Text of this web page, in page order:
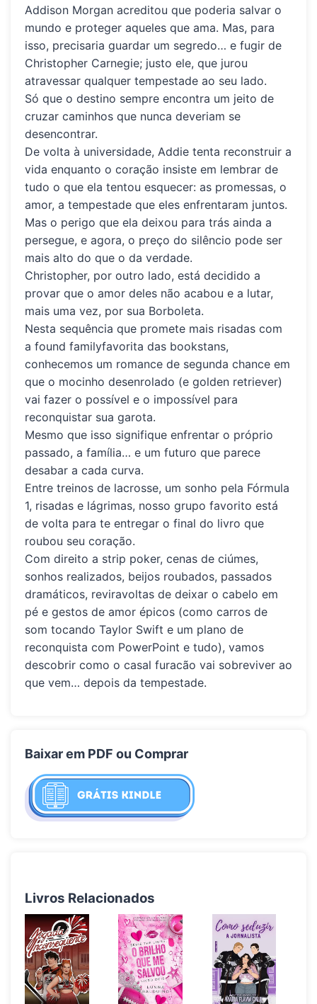
Addison Morgan acreditou que poderia salvar o
mundo e proteger aqueles que ama. Mas, para
isso, precisaria guardar um segredo… e fugir de
Christopher Carnegie; justo ele, que jurou
atravessar qualquer tempestade ao seu lado.
Só que o destino sempre encontra um jeito de
cruzar caminhos que nunca deveriam se
desencontrar.
De volta à universidade, Addie tenta reconstruir a
vida enquanto o coração insiste em lembrar de
tudo o que ela tentou esquecer: as promessas, o
amor, a tempestade que eles enfrentaram juntos.
Mas o perigo que ela deixou para trás ainda a
persegue, e agora, o preço do silêncio pode ser
mais alto do que o da verdade.
Christopher, por outro lado, está decidido a
provar que o amor deles não acabou e a lutar,
mais uma vez, por sua Borboleta.
Nesta sequência que promete mais risadas com
a found familyfavorita das bookstans,
conhecemos um romance de segunda chance em
que o mocinho desenrolado (e golden retriever)
vai fazer o possível e o impossível para
reconquistar sua garota.
Mesmo que isso signifique enfrentar o próprio
passado, a família… e um futuro que parece
desabar a cada curva.
Entre treinos de lacrosse, um sonho pela Fórmula
1, risadas e lágrimas, nosso grupo favorito está
de volta para te entregar o final do livro que
roubou seu coração.
Com direito a strip poker, cenas de ciúmes,
sonhos realizados, beijos roubados, passados
dramáticos, reviravoltas de deixar o cabelo em
pé e gestos de amor épicos (como carros de
som tocando Taylor Swift e um plano de
reconquista com PowerPoint e tudo), vamos
descobrir como o casal furacão vai sobreviver ao
que vem… depois da tempestade.
Baixar em PDF ou Comprar
Livros Relacionados